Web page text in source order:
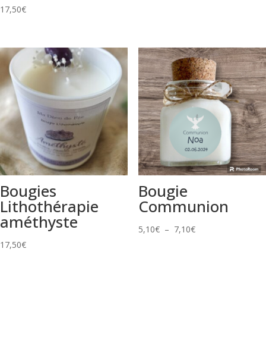
17,50€
Bougies
Lithothérapie
améthyste
17,50€
Bougie
Communion
5,10€ – 7,10€Plage